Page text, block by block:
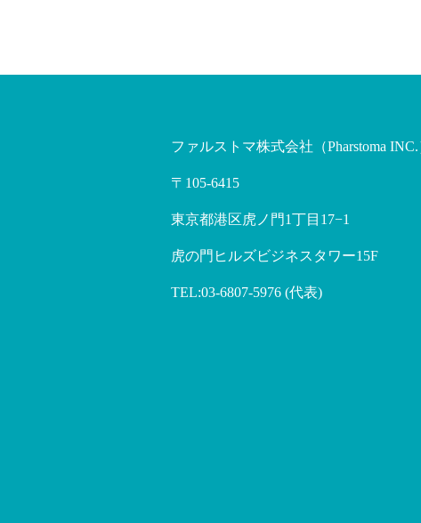
ファルストマ株式会社（Pharstoma INC.
〒105-6415
東京都港区虎ノ門1丁目17−1
虎の門ヒルズビジネスタワー15F
TEL:03-6807-5976 (代表)